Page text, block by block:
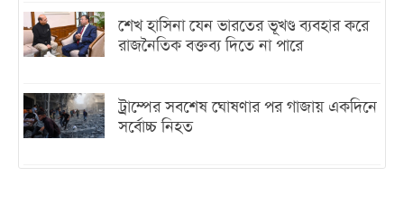
শেখ হাসিনা যেন ভারতের ভূখণ্ড ব্যবহার করে
রাজনৈতিক বক্তব্য দিতে না পারে
ট্রাম্পের সবশেষ ঘোষণার পর গাজায় একদিনে
সর্বোচ্চ নিহত